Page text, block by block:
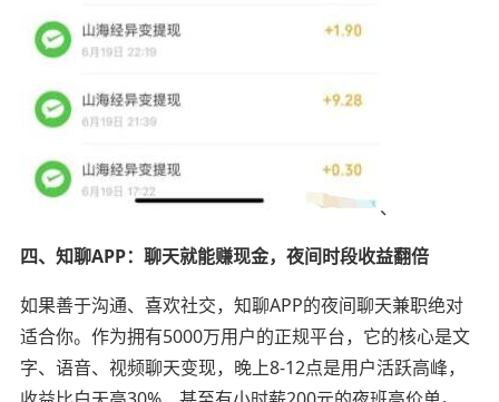
、
四、知聊APP：聊天就能赚现金，夜间时段收益翻倍
如果善于沟通、喜欢社交，知聊APP的夜间聊天兼职绝对
适合你。作为拥有5000万用户的正规平台，它的核心是文
字、语音、视频聊天变现，晚上8-12点是用户活跃高峰，